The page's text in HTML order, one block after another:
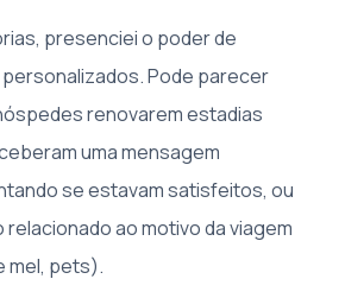
presenciei o poder de
Pode parecer
renovarem estadias
uma mensagem
se estavam satisfeitos, ou
relacionado ao motivo da viagem
mel, pets).